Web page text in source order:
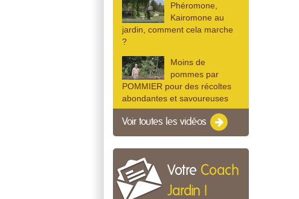
Phéromone,
Kairomone au
jardin, comment cela marche
?
Moins de
pommes par
POMMIER pour des récoltes
abondantes et savoureuses
Voir toutes les vidéos
Votre Coach
Jardin !